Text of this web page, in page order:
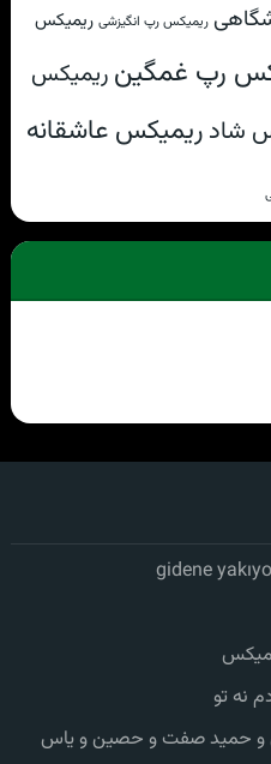
ریمیکس رپ انگیزشی ریمیکس
رپ غمگین ریمیکس
شادریمیکس عاشقانه
نه تو
و حمید صفت و حصین و یاس